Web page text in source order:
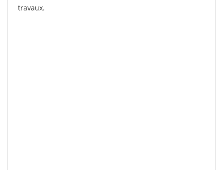
travaux.